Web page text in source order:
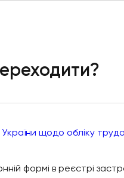
щодо обліку
формі в реєстрі